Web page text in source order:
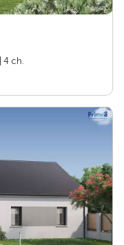
| 4 ch.